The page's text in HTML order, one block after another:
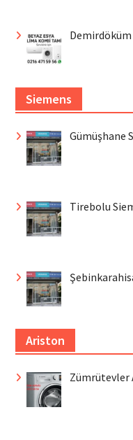
Demirdöküm
Siemens
Gümüşhane
Tirebolu
Ariston
Zümrütevler